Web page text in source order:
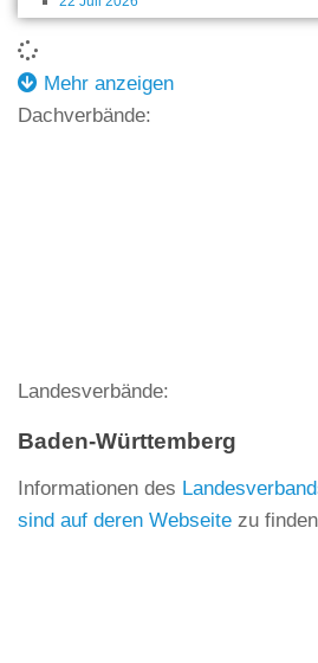
Mehr anzeigen
Dachverbände:
Landesverbände:
Baden-Württemberg
Informationen des
sind auf deren Webseite zu finden